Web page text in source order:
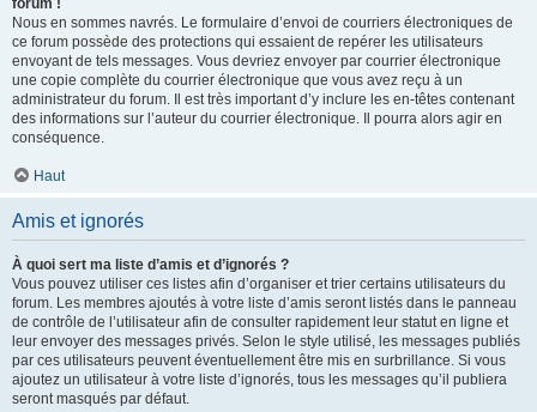
forum !
Nous en sommes navrés. Le formulaire d’envoi de courriers électroniques de
ce forum possède des protections qui essaient de repérer les utilisateurs
envoyant de tels messages. Vous devriez envoyer par courrier électronique
une copie complète du courrier électronique que vous avez reçu à un
administrateur du forum. Il est très important d’y inclure les en-têtes contenant
des informations sur l’auteur du courrier électronique. Il pourra alors agir en
conséquence.
Haut
Amis et ignorés
À quoi sert ma liste d’amis et d’ignorés ?
Vous pouvez utiliser ces listes afin d’organiser et trier certains utilisateurs du
forum. Les membres ajoutés à votre liste d’amis seront listés dans le panneau
de contrôle de l’utilisateur afin de consulter rapidement leur statut en ligne et
leur envoyer des messages privés. Selon le style utilisé, les messages publiés
par ces utilisateurs peuvent éventuellement être mis en surbrillance. Si vous
ajoutez un utilisateur à votre liste d’ignorés, tous les messages qu’il publiera
seront masqués par défaut.